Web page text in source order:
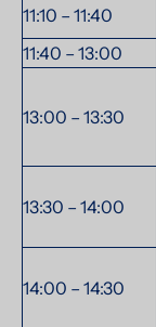
11:10 – 11:40
11:40 – 13:00
13:00 – 13:30
13:30 – 14:00
14:00 – 14:30